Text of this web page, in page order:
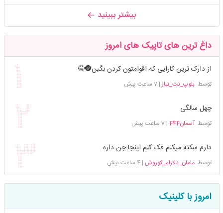
بیشتر ببینید
داغ ترین های تاپیک های امروز
از دارک ترین کارایی که اقوامتون کردن بگین🌚😂
توسطبلوپ_نت_نیاز |7 ساعت پیش
چهل سالگی
توسطآسمان444 |7 ساعت پیش
دارم سکته میکنم فک کنم اینجا جن داره
توسطمامان_دلارام_کوروش |4 ساعت پیش
امروز با کلینیک